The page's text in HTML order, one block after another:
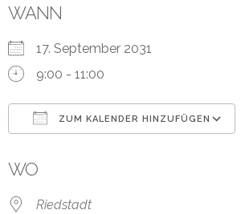
WANN
17. September 2031
9:00 - 11:00
ZUM KALENDER HINZUFÜGEN
WO
Riedstadt